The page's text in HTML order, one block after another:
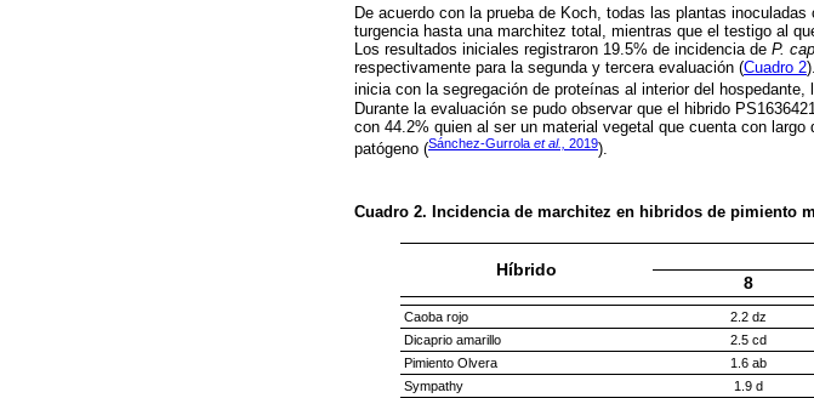
De acuerdo con la prueba de Koch, todas las plantas
turgencia hasta una marchitez total, mientras que el testigo al
Los resultados iniciales registraron 19.5% de incidencia de P.
respectivamente para la segunda y tercera evaluación (Cuadro 2
inicia con la segregación de proteínas al interior del
Durante la evaluación se pudo observar que el hibrido
con 44.2% quien al ser un material vegetal que cuenta con
patógeno (Sánchez-Gurrola et al., 2019).
Cuadro 2. Incidencia de marchitez en hibridos de pimiento
Híbrido
8
Caoba rojo 2.2 dz
Dicaprio amarillo
2.5 cd
Pimiento Olvera
1.6 ab
Sympathy
1.9 d